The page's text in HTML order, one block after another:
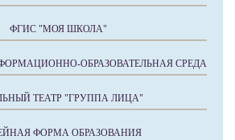
ФГИС "МОЯ ШКОЛА"
ОБРАЗОВАТЕЛЬНАЯ СРЕДА
ТЕАТР "ГРУППА ЛИЦА"
ФОРМА ОБРАЗОВАНИЯ